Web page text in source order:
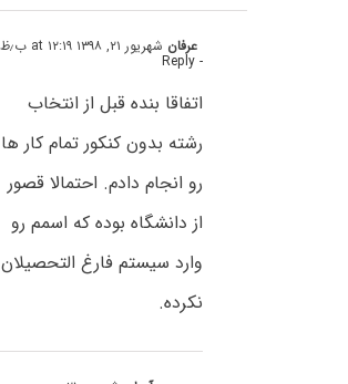
عرفان شهریور ۲۱, ۱۳۹۸ at ۱۲:۱۹ ب٫ظ
- Reply
اتفاقا بنده قبل از انتخاب
رشته بدون کنکور تمام کار ها
رو انجام دادم. احتمالا قصور
از دانشگاه بوده که اسمم رو
وارد سیستم فارغ التحصیلان
نکرده.